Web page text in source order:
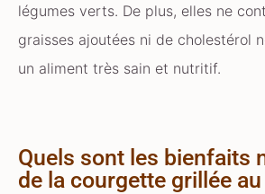
légumes verts. De plus, elles ne
graisses ajoutées ni de cholestérol
un aliment très sain et nutritif.
Quels sont les bienfaits
de la courgette grillée